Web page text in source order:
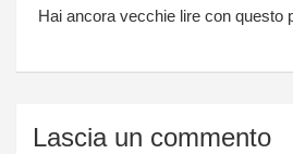
Hai ancora vecchie lire con questo
Lascia un commento